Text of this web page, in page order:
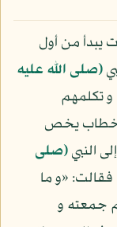
يبدأ من أول
(صلى الله عليه
و تكلمهم
يخص
النبي(صلى
«و ما
جمعته و